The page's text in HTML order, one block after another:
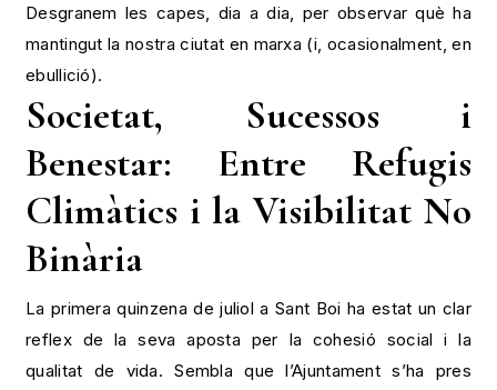
Desgranem les capes, dia a dia, per observar què ha
mantingut la nostra ciutat en marxa (i, ocasionalment, en
ebullició).
Societat, Sucessos i
Benestar: Entre Refugis
Climàtics i la Visibilitat No
Binària
La primera quinzena de juliol a Sant Boi ha estat un clar
reflex de la seva aposta per la cohesió social i la
qualitat de vida. Sembla que l’Ajuntament s’ha pres